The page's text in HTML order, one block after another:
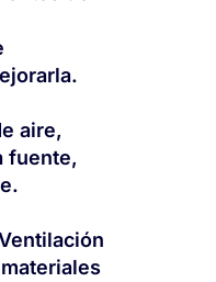
aire,
fuente,